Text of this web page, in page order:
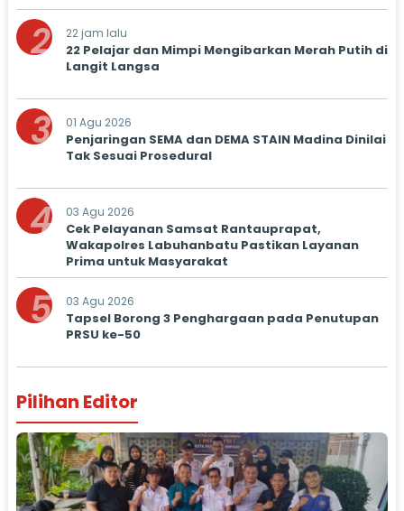
2 22 jam lalu
22 Pelajar dan Mimpi Mengibarkan Merah Putih di
Langit Langsa
3 01 Agu 2026
Penjaringan SEMA dan DEMA STAIN Madina Dinilai
Tak Sesuai Prosedural
4 03 Agu 2026
Cek Pelayanan Samsat Rantauprapat,
Wakapolres Labuhanbatu Pastikan Layanan
Prima untuk Masyarakat
5 03 Agu 2026
Tapsel Borong 3 Penghargaan pada Penutupan
PRSU ke-50
Pilihan Editor